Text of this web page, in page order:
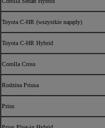
Toyota C-HR (wszystkie napędy)
Toyota C-HR Hybrid
Corolla Cross
Rodzina Priusa
Prius